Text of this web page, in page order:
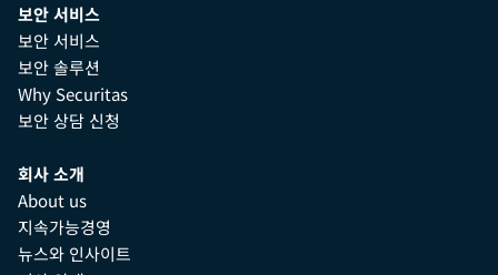
보안 서비스
보안 서비스
보안 솔루션
Why Securitas
보안 상담 신청
회사 소개
About us
지속가능경영
뉴스와 인사이트